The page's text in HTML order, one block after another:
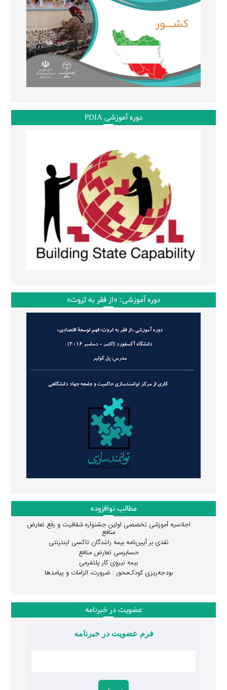
دوره آموزشی PDIA
دوره آموزشی: «از فقر به ثروت»
مطالب نوافزوده
اجلاسیه آموزشی تخصصی اولین جشنواره شفافیت و رفع تعارض
منافع
نقدی بر آیین‌نامه بیمه رانندگان تاکسی اینترنتی
حسابرسی تعارض منافع
بیمه نیروی کار پلتفرمی
بودجه‌ریزی کودک‌محور : ضرورت، الزامات و پیامدها
عضویت در خبرنامه
فرم عضویت در خبرنامه